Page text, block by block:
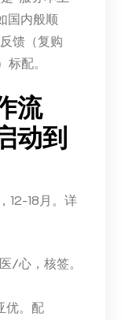
国内般顺
馈（复购
配。
流
动到
12-18月。详
/心，核签。
优。配